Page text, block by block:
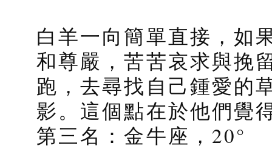
白羊一向簡單直接，如
和尊嚴，苦苦哀求與挽
跑，去尋找自己鍾愛的
影。這個點在於他們覺
第三名：金牛座，20°